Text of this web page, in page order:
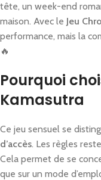
tête, un week-end
maison. Avec le Jeu
performance, mais la
🔥
Pourquoi
Kamasutra
Ce jeu sensuel se
d’accès. Les règles
Cela permet de se
que sur un mode